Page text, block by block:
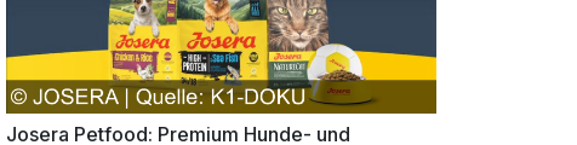
Josera Petfood: Premium Hunde- und